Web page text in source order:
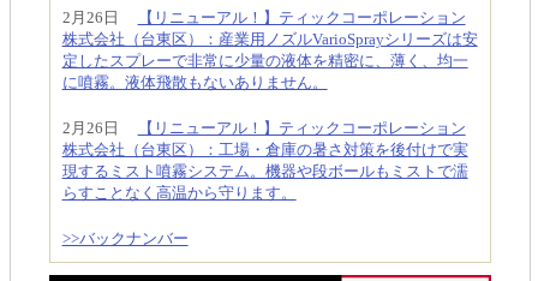
2月26日
【リニューアル！】ティックコーポレーション
株式会社（台東区）：産業用ノズルVarioSprayシリーズは安
定したスプレーで非常に少量の液体を精密に、薄く、均一
に噴霧。液体飛散もないありません。
2月26日
【リニューアル！】ティックコーポレーション
株式会社（台東区）：工場・倉庫の暑さ対策を後付けで実
現するミスト噴霧システム。機器や段ボールもミストで濡
らすことなく高温から守ります。
>>バックナンバー